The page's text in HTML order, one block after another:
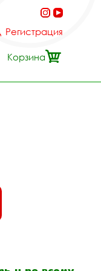
Регистрация
Корзина